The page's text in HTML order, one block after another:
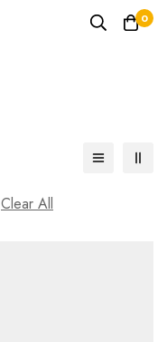
0
Clear All